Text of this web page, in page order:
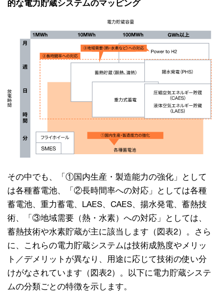
的な電力貯蔵システムのマッピング
その中でも、「①国内生産・製造能力の強化」として
は各種蓄電池、「②長時間率への対応」としては各種
蓄電池、重力蓄電、LAES、CAES、揚水発電、蓄熱技
術、「③地域需要（熱・水素）への対応」としては、
蓄熱技術や水素貯蔵が主に該当します（図表2）。さら
に、これらの電力貯蔵システムは技術成熟度やメリッ
ト／デメリットが異なり、用途に応じて技術の使い分
けがなされています（図表2）。以下に電力貯蔵システ
ムの分類ごとの特徴を示します。